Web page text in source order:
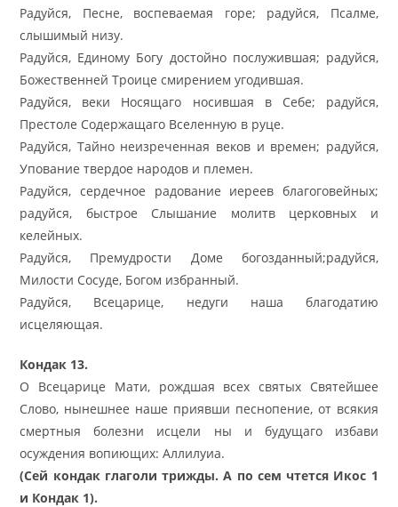
Радуйся, Песне, воспеваемая горе; радуйся, Псалме,
слышимый низу.
Радуйся, Единому Богу достойно послужившая; радуйся,
Божественней Троице смирением угодившая.
Радуйся, веки Носящаго носившая в Себе; радуйся,
Престоле Содержащаго Вселенную в руце.
Радуйся, Тайно неизреченная веков и времен; радуйся,
Упование твердое народов и племен.
Радуйся, сердечное радование иереев благоговейных;
радуйся, быстрое Слышание молитв церковных и
келейных.
Радуйся, Премудрости Доме богозданный;радуйся,
Милости Сосуде, Богом избранный.
Радуйся, Всецарице, недуги наша благодатию
исцеляющая.
Кондак 13.
О Всецарице Мати, рождшая всех святых Святейшее
Слово, нынешнее наше приявши песнопение, от всякия
смертныя болезни исцели ны и будущаго избави
осуждения вопиющих: Аллилуиа.
(Сей кондак глаголи трижды. А по сем чтется Икос 1
и Кондак 1).